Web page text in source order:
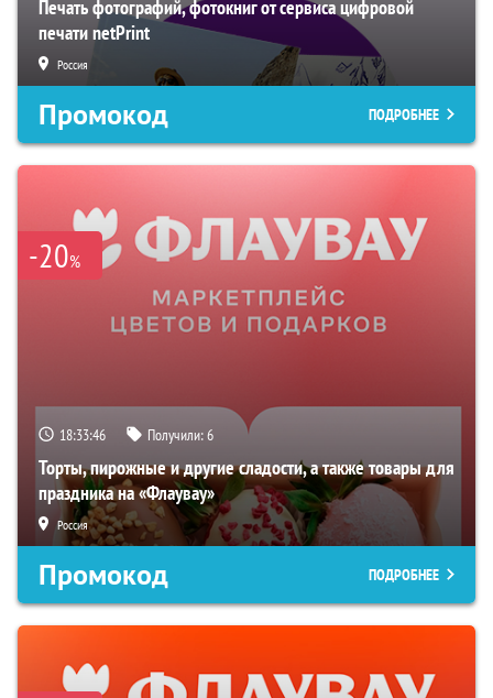
Печать фотографий, фотокниг от сервиса цифровой
печати netPrint
Россия
Промокод ПОДРОБНЕЕ
-20%
18:33:45 Получили:6
Торты, пирожные и другие сладости, а также товары для
праздника на «Флаувау»
Россия
Промокод ПОДРОБНЕЕ